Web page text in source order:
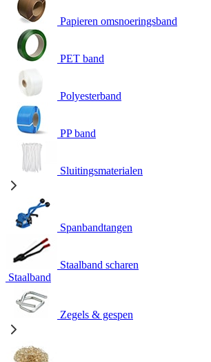
Papieren omsnoeringsband
PET band
Polyesterband
PP band
Sluitingsmaterialen
Spanbandtangen
Staalband scharen
Staalband
Zegels & gespen